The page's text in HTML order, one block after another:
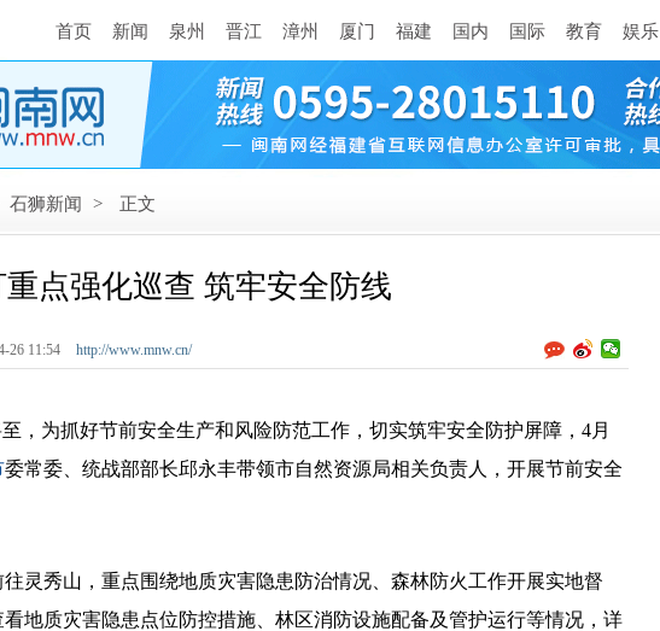
首页 新闻 泉州 晋江 漳州 厦门 福建 国内 国际 教育 娱乐
石狮新闻 > 正文
点强化巡查 筑牢安全防线
26 11:54 http://www.mnw.cn/
为抓好节前安全生产和风险防范工作，切实筑牢安全防护屏障，4月
委常委、统战部部长邱永丰带领市自然资源局相关负责人，开展节前安全
秀山，重点围绕地质灾害隐患防治情况、森林防火工作开展实地督
地质灾害隐患点位防控措施、林区消防设施配备及管护运行等情况，详